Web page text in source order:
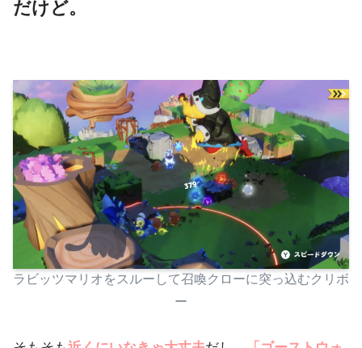
だけど。
ラビッツマリオをスルーして召喚クローに突っ込むクリボ
ー